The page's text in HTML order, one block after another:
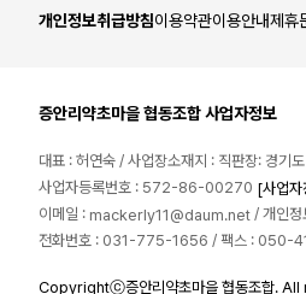
개인정보취급방침이용약관이용안내제휴
증안리약초마을 협동조합 사업자정보
대표 : 허연숙 / 사업장소재지 : 직판장: 경기
사업자등록번호 : 572-86-00270 [사업자
이메일 : mackerly11@daum.net / 개인정
전화번호 : 031-775-1656 / 팩스 : 050-
Copyrightⓒ증안리약초마을 협동조합.